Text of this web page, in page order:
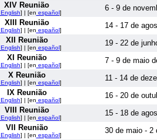
XIV Reunião
English] | [en español]
6 - 9 de
XIII Reunião
English] | [en español]
14 - 17 de
XII Reunião
English] | [en español]
19 - 22 de
XI Reunião
English] | [en español]
7 - 9 de maio
X Reunião
English] | [en español]
11 - 14 de
IX Reunião
English] | [en español]
16 - 20 de
VIII Reunião
English] | [en español]
15 - 18 de
VII Reunião
English] | [en español]
30 de maio - 2